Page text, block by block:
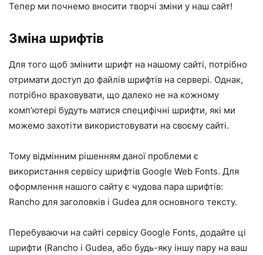
Тепер ми почнемо вносити творчі зміни у наш сайт!
Зміна шрифтів
Для того щоб змінити шрифт на нашому сайті, потрібно
отримати доступ до файлів шрифтів на сервері. Однак,
потрібно враховувати, що далеко не на кожному
комп’ютері будуть матися специфічні шрифти, які ми
можемо захотіти використовувати на своєму сайті.
Тому відмінним рішенням даної проблеми є
використання сервісу шрифтів Google Web Fonts. Для
оформлення нашого сайту є чудова пара шрифтів:
Rancho для заголовків і Gudea для основного тексту.
Перебуваючи на сайті сервісу Google Fonts, додайте ці
шрифти (Rancho і Gudea, або будь-яку іншу пару на ваш